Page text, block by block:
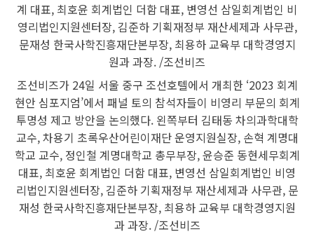
조선비즈가 24일 서울 중구 조선호텔에서 개최한 ‘2023 회계
현안 심포지엄’에서 패널 토의 참석자들이 비영리 부문의 회계
투명성 제고 방안을 논의했다. 왼쪽부터 김태동 차의과학대학
교수, 차용기 초록우산어린이재단 운영지원실장, 손혁 계명대
학교 교수, 정인철 계명대학교 총무부장, 윤승준 동현세무회계
대표, 최호윤 회계법인 더함 대표, 변영선 삼일회계법인 비영
리법인지원센터장, 김준하 기획재정부 재산세제과 사무관, 문
재성 한국사학진흥재단본부장, 최용하 교육부 대학경영지원
과 과장. /조선비즈